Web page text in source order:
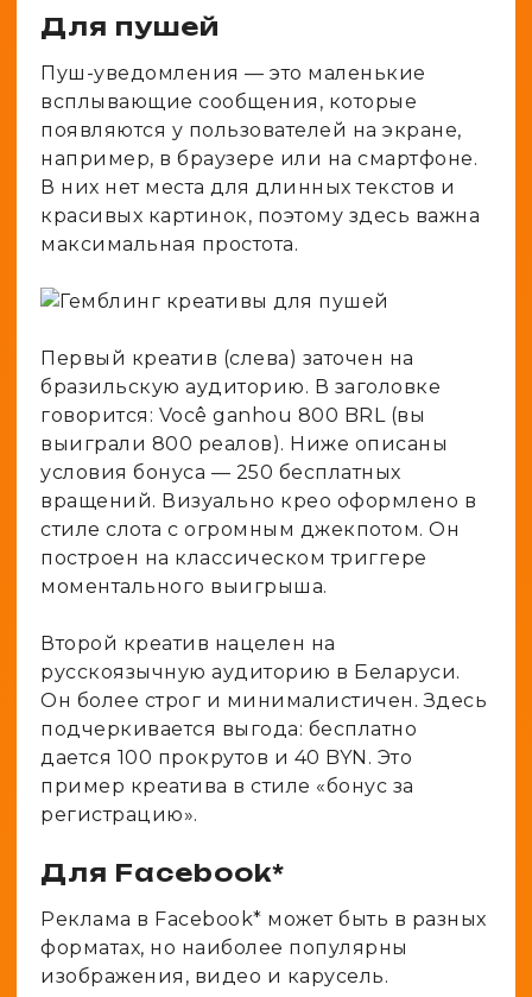
Для пушей
Пуш-уведомления — это маленькие
всплывающие сообщения, которые
появляются у пользователей на экране,
например, в браузере или на смартфоне.
В них нет места для длинных текстов и
красивых картинок, поэтому здесь важна
максимальная простота.
Первый креатив (слева) заточен на
бразильскую аудиторию. В заголовке
говорится: Você ganhou 800 BRL (вы
выиграли 800 реалов). Ниже описаны
условия бонуса — 250 бесплатных
вращений. Визуально крео оформлено в
стиле слота с огромным джекпотом. Он
построен на классическом триггере
моментального выигрыша.
Второй креатив нацелен на
русскоязычную аудиторию в Беларуси.
Он более строг и минималистичен. Здесь
подчеркивается выгода: бесплатно
дается 100 прокрутов и 40 BYN. Это
пример креатива в стиле «бонус за
регистрацию».
Для Facebook*
Реклама в Facebook* может быть в разных
форматах, но наиболее популярны
изображения, видео и карусель.